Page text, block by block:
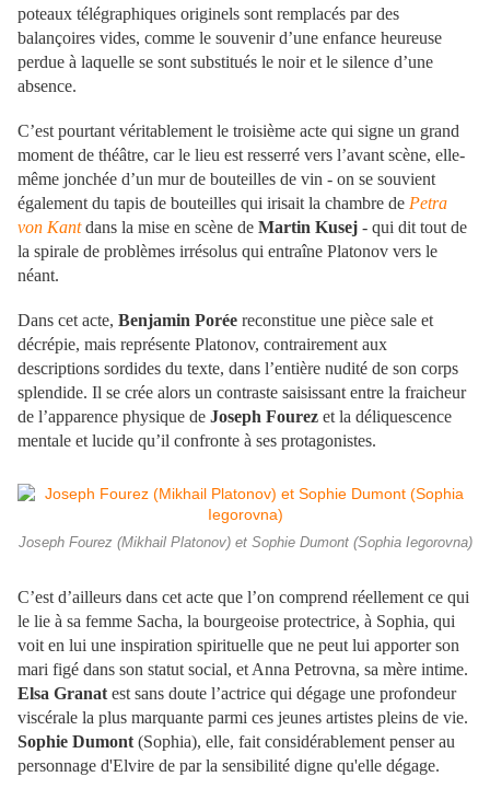
poteaux télégraphiques originels sont remplacés par des
balançoires vides, comme le souvenir d’une enfance heureuse
perdue à laquelle se sont substitués le noir et le silence d’une
absence.
C’est pourtant véritablement le troisième acte qui signe un grand
moment de théâtre, car le lieu est resserré vers l’avant scène, elle-
même jonchée d’un mur de bouteilles de vin - on se souvient
également du tapis de bouteilles qui irisait la chambre de Petra
von Kantdans la mise en scène de Martin Kusej - qui dit tout de
la spirale de problèmes irrésolus qui entraîne Platonov vers le
néant.
Dans cet acte, Benjamin Porée reconstitue une pièce sale et
décrépie, mais représente Platonov, contrairement aux
descriptions sordides du texte, dans l’entière nudité de son corps
splendide. Il se crée alors un contraste saisissant entre la fraicheur
de l’apparence physique de Joseph Fourez et la déliquescence
mentale et lucide qu’il confronte à ses protagonistes.
Joseph Fourez (Mikhail Platonov) et Sophie Dumont (Sophia Iegorovna)
C’est d’ailleurs dans cet acte que l’on comprend réellement ce qui
le lie à sa femme Sacha, la bourgeoise protectrice, à Sophia, qui
voit en lui une inspiration spirituelle que ne peut lui apporter son
mari figé dans son statut social, et Anna Petrovna, sa mère intime.
Elsa Granat est sans doute l’actrice qui dégage une profondeur
viscérale la plus marquante parmi ces jeunes artistes pleins de vie.
Sophie Dumont (Sophia), elle, fait considérablement penser au
personnage d'Elvire de par la sensibilité digne qu'elle dégage.